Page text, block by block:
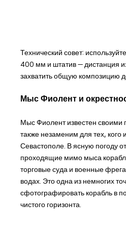
Технический совет:
400 мм и штатив — дистанция
захватить общую композицию
Мыс Фиолент и
Мыс Фиолент известен своими
также незаменим для тех, кого
Севастополе. В ясную погоду
проходящие мимо мыса
торговые суда и военные
водах. Это одна из немногих
сфотографировать корабль в
чистого горизонта.